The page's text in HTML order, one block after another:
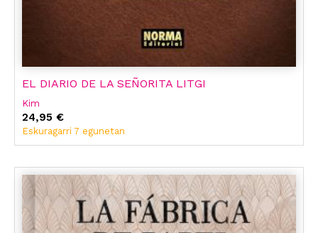
EL DIARIO DE LA SEÑORITA LITGI
Kim
24,95 €
Eskuragarri 7 egunetan